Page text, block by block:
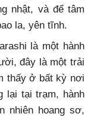
nhật, và để tâm
la, yên tĩnh.
là một hành
đây là một trải
thấy ở bất kỳ nơi
lại tại trạm, hành
nhiên hoang sơ,